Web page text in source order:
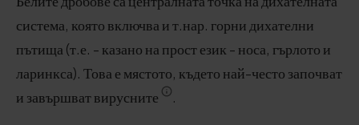
система, която включва и т.нар. горни дихателни
пътища (т.е. - казано на прост език - носа, гърлото и
ларинкса). Това е мястото, където най-често започват
и завършват вирусните
.